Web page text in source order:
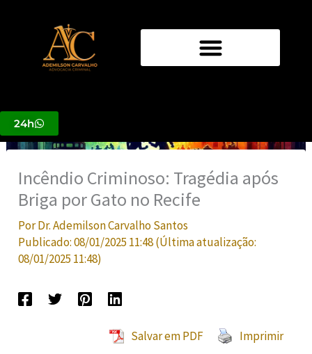
conteúdo
24h
Incêndio Criminoso: Tragédia após
Briga por Gato no Recife
PorDr. Ademilson Carvalho Santos
Publicado:08/01/2025 11:48(Última atualização:
08/01/2025 11:48)
Salvar em PDF
Imprimir